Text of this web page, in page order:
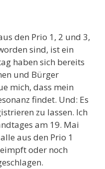
den Prio 1, 2 und 3,
sind, ist ein
haben sich bereits
und Bürger
mich, dass mein
findet. Und: Es
zu lassen. Ich
am 19. Mai
aus den Prio 1
oder noch